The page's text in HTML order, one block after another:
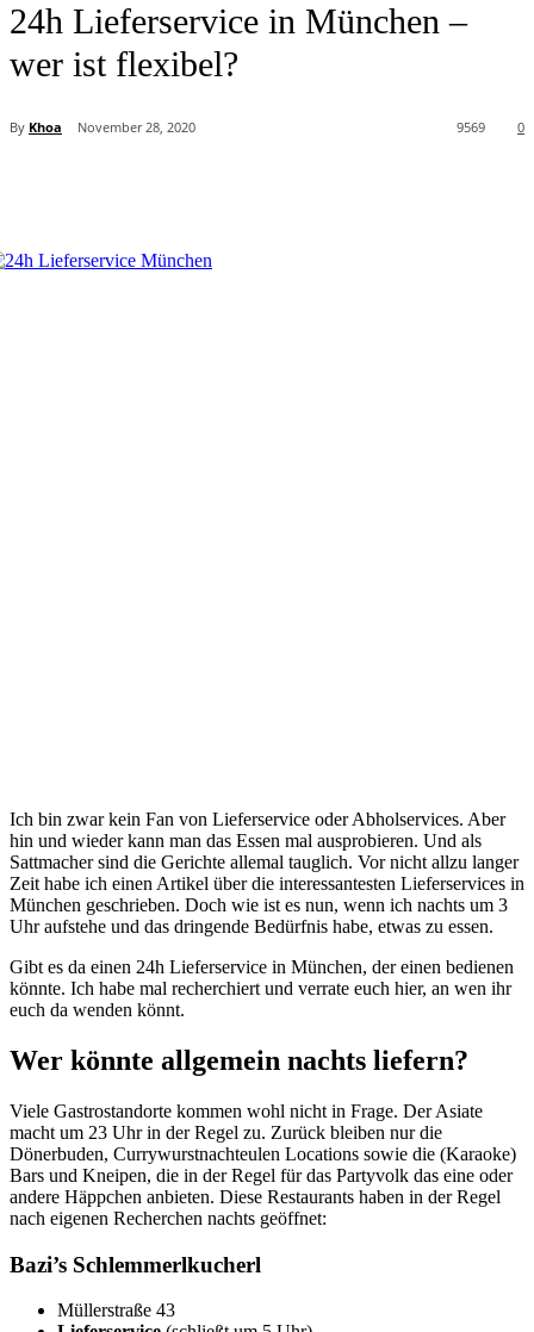
24h Lieferservice in München –
wer ist flexibel?
By Khoa November 28, 2020 0
9569
Ich bin zwar kein Fan von Lieferservice oder Abholservices. Aber
hin und wieder kann man das Essen mal ausprobieren. Und als
Sattmacher sind die Gerichte allemal tauglich. Vor nicht allzu langer
Zeit habe ich einen Artikel über die interessantesten Lieferservices in
München geschrieben. Doch wie ist es nun, wenn ich nachts um 3
Uhr aufstehe und das dringende Bedürfnis habe, etwas zu essen.
Gibt es da einen 24h Lieferservice in München, der einen bedienen
könnte. Ich habe mal recherchiert und verrate euch hier, an wen ihr
euch da wenden könnt.
Wer könnte allgemein nachts liefern?
Viele Gastrostandorte kommen wohl nicht in Frage. Der Asiate
macht um 23 Uhr in der Regel zu. Zurück bleiben nur die
Dönerbuden, Currywurstnachteulen Locations sowie die (Karaoke)
Bars und Kneipen, die in der Regel für das Partyvolk das eine oder
andere Häppchen anbieten. Diese Restaurants haben in der Regel
nach eigenen Recherchen nachts geöffnet:
Bazi’s Schlemmerlkucherl
Müllerstraße 43